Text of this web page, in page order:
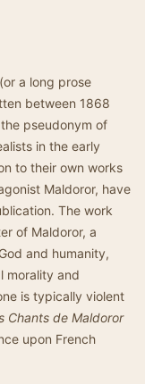
a long prose
between 1868
pseudonym of
in the early
to their own works
Maldoror, have
The work
of Maldoror, a
and humanity,
morality and
is typically violent
Chants de Maldoror
upon French